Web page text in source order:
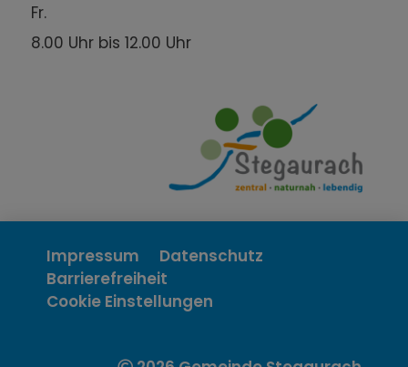
Fr.
8.00 Uhr bis 12.00 Uhr
Impressum
Datenschutz
Barrierefreiheit
Cookie Einstellungen